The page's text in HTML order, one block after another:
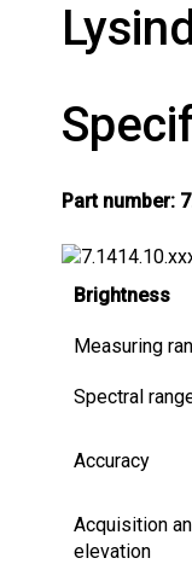
Part number:
Brightness
Measuring
Spectral
Accuracy
Acquisition
elevation